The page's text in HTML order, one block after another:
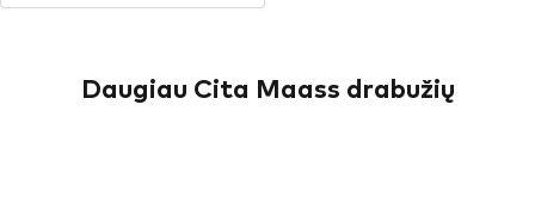
Daugiau Cita Maass drabužių